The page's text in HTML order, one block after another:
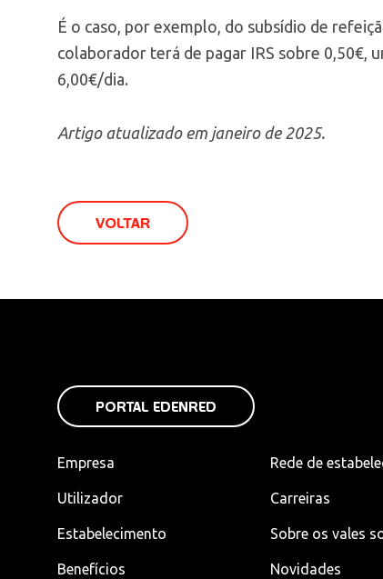
É o caso, por exemplo, do subsídio de
colaborador terá de pagar IRS sobre 0,50€,
6,00€/dia.
Artigo atualizado em janeiro de 2025.
VOLTAR
PORTAL EDENRED
Empresa
Utilizador
Estabelecimento
Benefícios
Rede de
Carreiras
Sobre os vales
Novidades